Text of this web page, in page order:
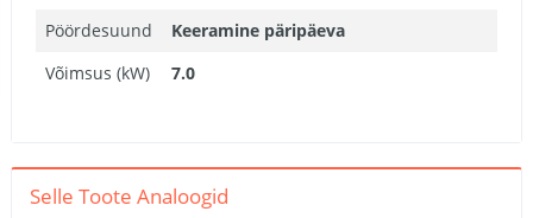
Pöördesuund
Keeramine päripäeva
Võimsus (kW)
7.0
Selle Toote Analoogid